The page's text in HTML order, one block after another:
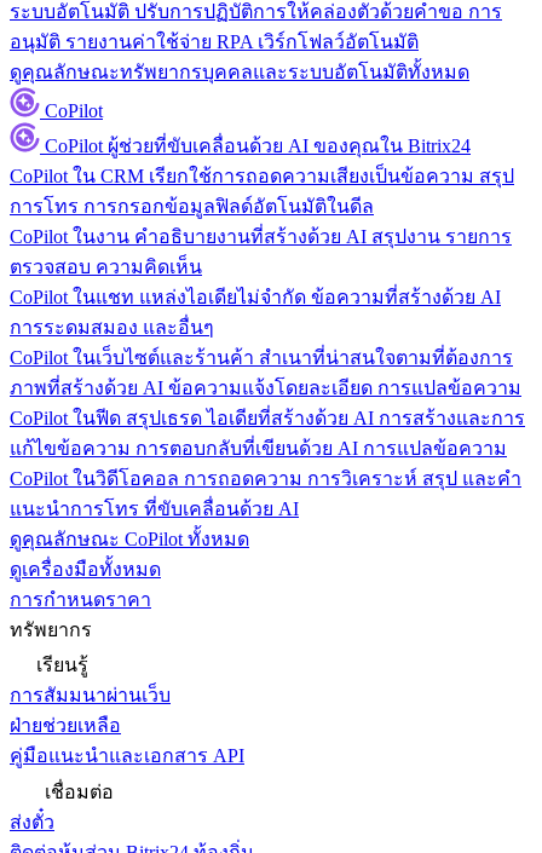
ระบบอัตโนมัติ ปรับการปฏิบัติการให้คล่องตัวด้วยคำขอ การ
อนุมัติ รายงานค่าใช้จ่าย RPA เวิร์กโฟลว์อัตโนมัติ
ดูคุณลักษณะทรัพยากรบุคคลและระบบอัตโนมัติทั้งหมด
CoPilot
CoPilot ผู้ช่วยที่ขับเคลื่อนด้วย AI ของคุณใน Bitrix24
CoPilot ใน CRM เรียกใช้การถอดความเสียงเป็นข้อความ สรุป
การโทร การกรอกข้อมูลฟิลด์อัตโนมัติในดีล
CoPilot ในงาน คำอธิบายงานที่สร้างด้วย AI สรุปงาน รายการ
ตรวจสอบ ความคิดเห็น
CoPilot ในแชท แหล่งไอเดียไม่จำกัด ข้อความที่สร้างด้วย AI
การระดมสมอง และอื่นๆ
CoPilot ในเว็บไซต์และร้านค้า สำเนาที่น่าสนใจตามที่ต้องการ
ภาพที่สร้างด้วย AI ข้อความแจ้งโดยละเอียด การแปลข้อความ
CoPilot ในฟีด สรุปเธรด ไอเดียที่สร้างด้วย AI การสร้างและการ
แก้ไขข้อความ การตอบกลับที่เขียนด้วย AI การแปลข้อความ
CoPilot ในวิดีโอคอล การถอดความ การวิเคราะห์ สรุป และคำ
แนะนำการโทร ที่ขับเคลื่อนด้วย AI
ดูคุณลักษณะ CoPilot ทั้งหมด
ดูเครื่องมือทั้งหมด
การกำหนดราคา
ทรัพยากร
เรียนรู้
การสัมมนาผ่านเว็บ
ฝ่ายช่วยเหลือ
คู่มือแนะนำและเอกสาร API
เชื่อมต่อ
ส่งตั๋ว